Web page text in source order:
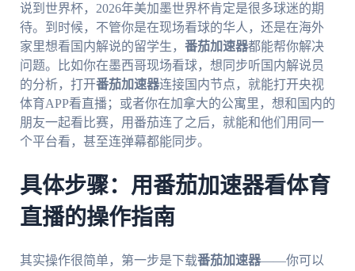
说到世界杯，2026年美加墨世界杯肯定是很多球迷的期
待。到时候，不管你是在现场看球的华人，还是在海外
家里想看国内解说的留学生， 番茄加速器都能帮你解决
问题。比如你在墨西哥现场看球，想同步听国内解说员
的分析，打开番茄加速器连接国内节点，就能打开央视
体育APP看直播；或者你在加拿大的公寓里，想和国内的
朋友一起看比赛，用番茄连了之后，就能和他们用同一
个平台看，甚至连弹幕都能同步。
具体步骤：用番茄加速器看体育
直播的操作指南
其实操作很简单，第一步是下载番茄加速器——你可以